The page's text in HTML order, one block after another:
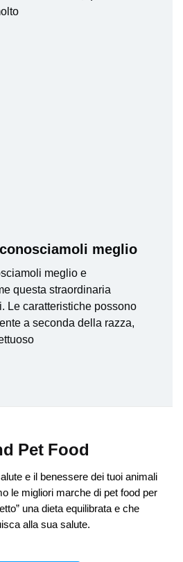
meglio
meglio e
questa straordinaria
Le caratteristiche possono
a seconda della razza,
Pet Food
e il benessere dei tuoi animali
le migliori marche di pet food per
una dieta equilibrata e che
alla sua salute.